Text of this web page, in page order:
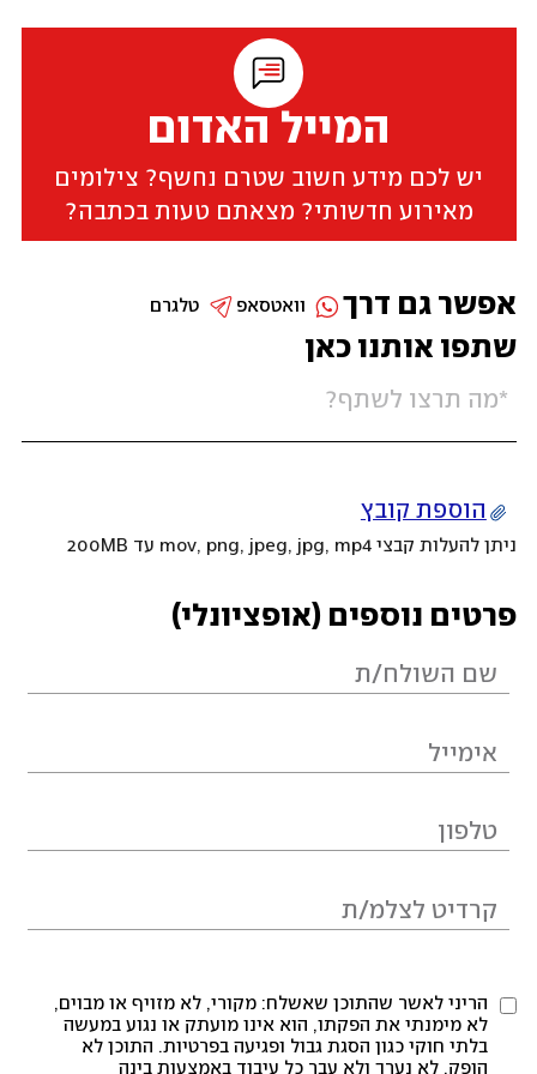
המייל האדום
יש לכם מידע חשוב שטרם נחשף? צילומים
מאירוע חדשותי? מצאתם טעות בכתבה?
שתפו אותנו כאן
הוספת קובץ
ניתן להעלות קבצי mov, png, jpeg, jpg, mp4 עד 200MB
פרטים נוספים (אופציונלי)
הריני לאשר שהתוכן שאשלח: מקורי, לא מזויף או מבוים,
לא מימנתי את הפקתו, הוא אינו מועתק או נגוע במעשה
בלתי חוקי כגון הסגת גבול ופגיעה בפרטיות. התוכן לא
הופק, לא נערך ולא עבר כל עיבוד באמצעות בינה
אפשר גם דרך טלגרם וואטסאפ